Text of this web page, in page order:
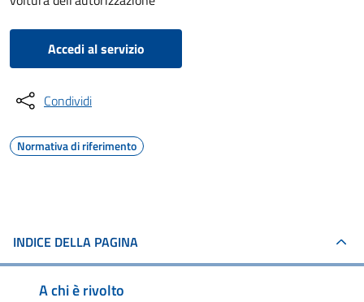
Accedi al servizio
Condividi
Normativa di riferimento
INDICE DELLA PAGINA
A chi è rivolto